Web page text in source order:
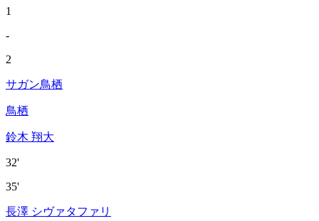
1
-
2
サガン鳥栖
鳥栖
鈴木 翔大
32'
35'
長澤 シヴァタファリ